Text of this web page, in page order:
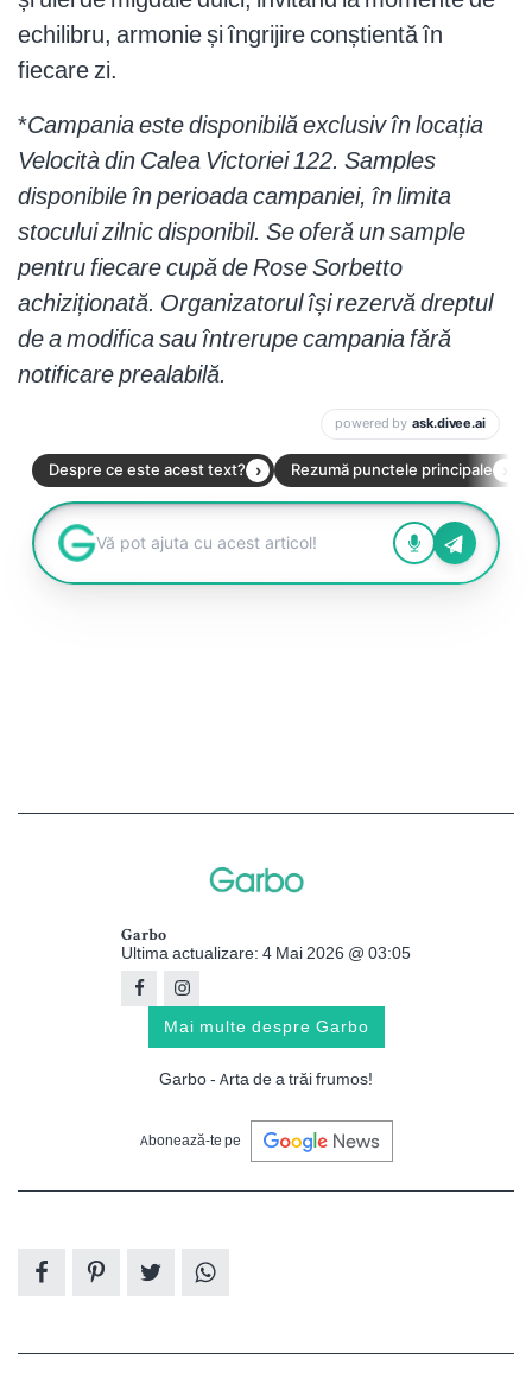
echilibru, armonie și îngrijire conștientă în
fiecare zi.
*Campania este disponibilă exclusiv în locația
Velocità din Calea Victoriei 122. Samples
disponibile în perioada campaniei, în limita
stocului zilnic disponibil. Se oferă un sample
pentru fiecare cupă de Rose Sorbetto
achiziționată. Organizatorul își rezervă dreptul
de a modifica sau întrerupe campania fără
notificare prealabilă.
Garbo
Ultima actualizare: 4 Mai 2026 @ 03:05
Mai multe despre Garbo
Garbo - Arta de a trăi frumos!
Abonează-te pe